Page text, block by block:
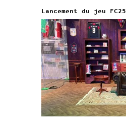
Lancement du jeu FC25